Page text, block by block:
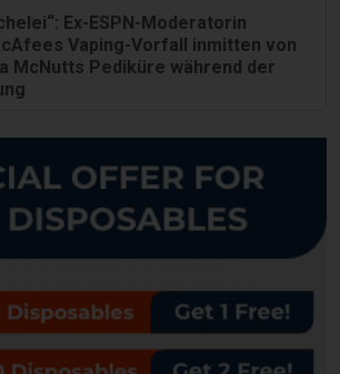
Ex-ESPN-Moderatorin
Vaping-Vorfall inmitten von
McNutts Pediküre während der